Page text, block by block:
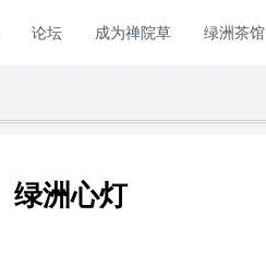
论坛 成为禅院草 绿洲茶馆
绿洲心灯